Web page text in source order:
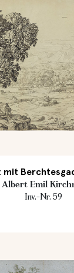
Albert Emil
Inv.-Nr. 59